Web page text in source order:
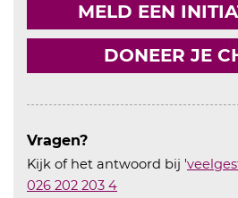
MELD EEN
DONEER JE
Vragen?
Kijk of het antwoord bij '
026 202 203 4